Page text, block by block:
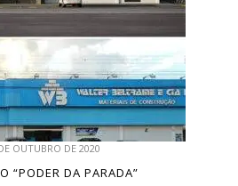
OUTUBRO DE 2020
“PODER DA PARADA”